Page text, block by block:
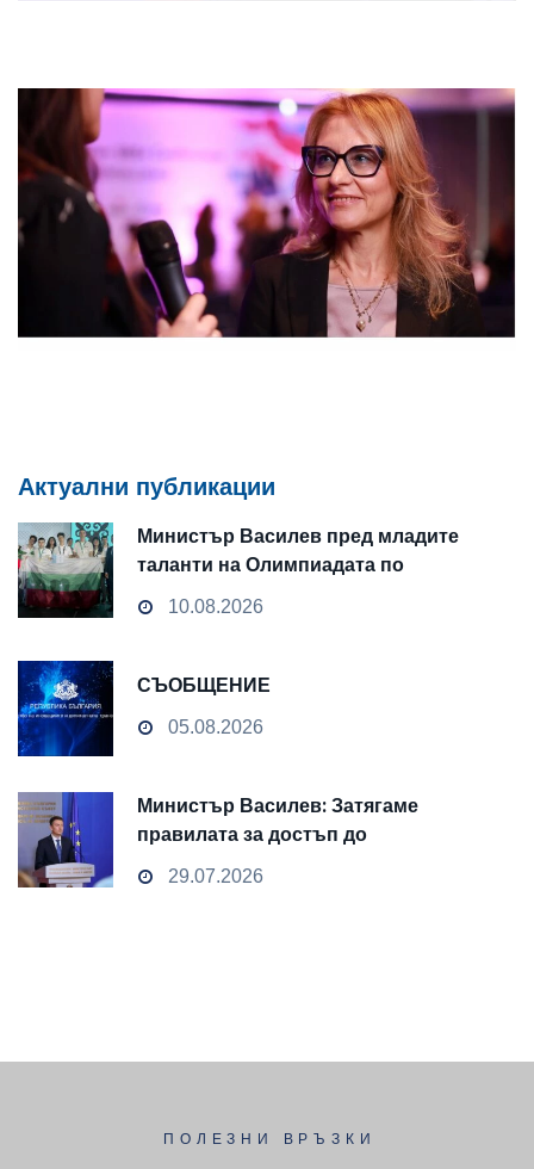
Актуални публикации
Министър Василев пред младите
таланти на Олимпиадата по
изкуствен интелект в Казахстан:
Миналият век беше решен от петрола,
10.08.2026
СЪОБЩЕНИЕ
05.08.2026
Министър Василев: Затягаме
правилата за достъп до
чувствителни данни
29.07.2026
ПОЛЕЗНИ ВРЪЗКИ